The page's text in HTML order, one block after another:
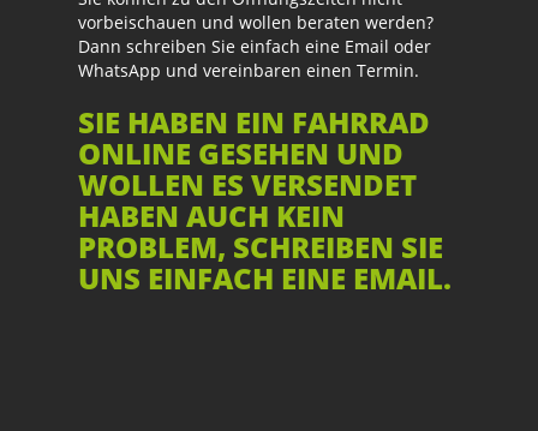
vorbeischauen und wollen beraten werden?
Dann schreiben Sie einfach eine Email oder
WhatsApp und vereinbaren einen Termin.
SIE HABEN EIN FAHRRAD
ONLINE GESEHEN UND
WOLLEN ES VERSENDET
HABEN AUCH KEIN
PROBLEM, SCHREIBEN SIE
UNS EINFACH EINE EMAIL.